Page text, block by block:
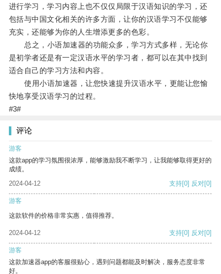
进行学习，学习内容上也不仅仅局限于汉语知识的学习，还
包括与中国文化相关的许多方面，让你的汉语学习不仅能够
充实，还能够为你的人生增添更多的色彩。
总之，小语加速器的功能众多，学习方式多样，无论你
是初学者还是有一定汉语水平的学习者，都可以在其中找到
适合自己的学习方法和内容。
使用小语加速器，让您快速提升汉语水平，更能让您愉
快地享受汉语学习的过程。
#3#
评论
游客
这款app的学习氛围很浓厚，能够激励我不断学习，让我能够取得更好的
成绩。
2024-04-12
支持[0] 反对[0]
游客
这款软件的价格非常实惠，值得推荐。
2024-04-12 支持[0] 反对[0]
游客
这款加速器app的客服很贴心，遇到问题都能及时解决，服务态度非常
好。